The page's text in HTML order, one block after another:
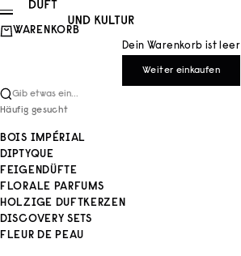
Zum Inhalt springen
Duft und Kultur
Menü
WARENKORB
Dein Warenkorb ist leer
Weiter einkaufen
Gib etwas ein...
Häufig gesucht
BOIS IMPÉRIAL
DIPTYQUE
FEIGENDÜFTE
FLORALE PARFUMS
HOLZIGE DUFTKERZEN
DISCOVERY SETS
FLEUR DE PEAU